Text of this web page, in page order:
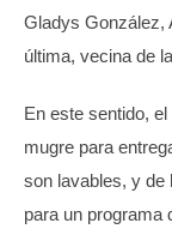
Gladys González,
última, vecina de
En este sentido,
mugre para
son lavables, y de
para un programa